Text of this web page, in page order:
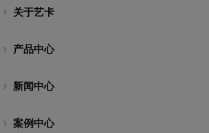
关于艺卡
产品中心
新闻中心
案例中心